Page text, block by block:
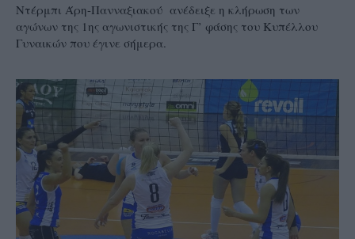
Ντέρμπι Άρη-Πανναξιακού ανέδειξε η κλήρωση των
αγώνων της 1ης αγωνιστικής της Γ’ φάσης του Κυπέλλου
Γυναικών που έγινε σήμερα.